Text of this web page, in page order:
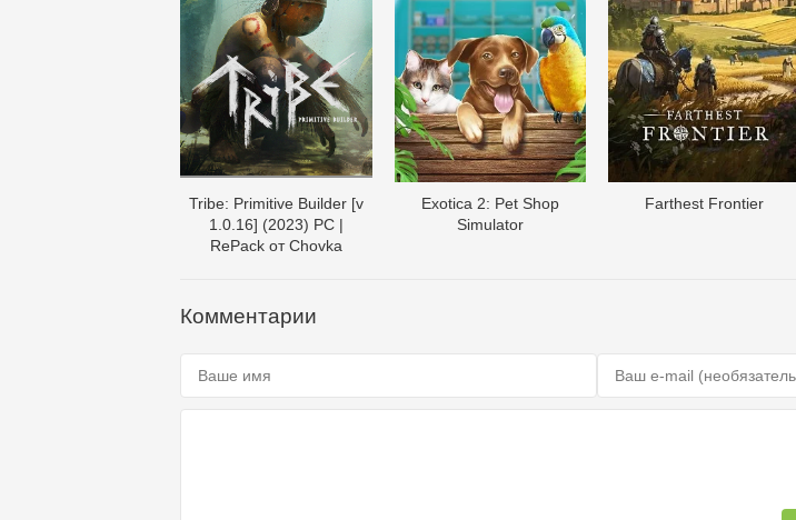
Tribe: Primitive Builder [v
1.0.16] (2023) PC |
RePack от Chovka
Exotica 2: Pet Shop
Simulator
Farthest Frontier
Комментарии